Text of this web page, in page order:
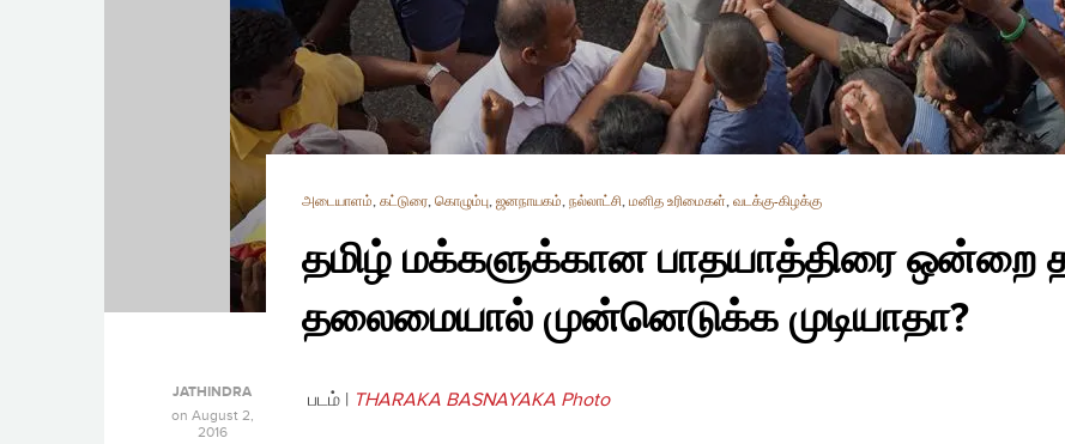
அடையாளம், கட்டுரை, கொழும்பு, ஜனநாயகம், நல்லாட்சி, மனித உரிமைகள், வடக்கு-கிழக்கு
தமிழ் மக்களுக்கான பாதயாத்திரை ஒன்றை
தலைமையால் முன்னெடுக்க முடியாதா?
JATHINDRA
on August 2,
2016
படம் | THARAKA BASNAYAKA Photo